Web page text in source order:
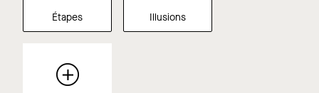
Étapes Illusions